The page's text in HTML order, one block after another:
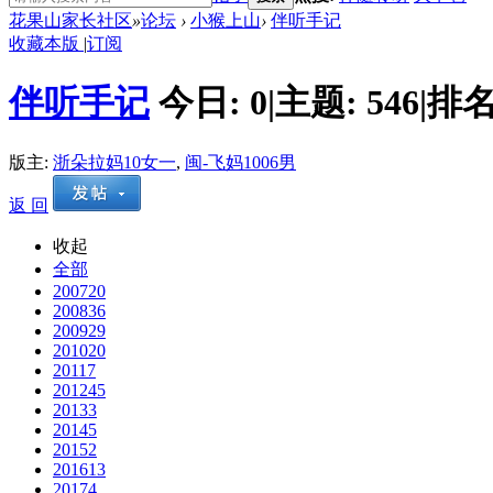
花果山家长社区»论坛 › 小猴上山› 伴听手记
收藏本版 |订阅
伴听手记 今日: 0|主题: 546|排
版主: 浙朵拉妈10女一, 闽-飞妈1006男
返 回
收起
全部
200720
200836
200929
201020
2011 7
201245
20133
20145
20152
201613
20174